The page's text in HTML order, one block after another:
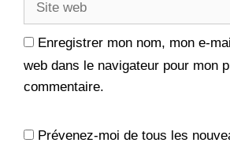
Enregistrer mon nom, mon e-
web dans le navigateur pour mon
commentaire.
Prévenez-moi de tous les